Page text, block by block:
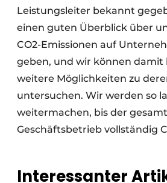
Leistungsleiter bekannt
einen guten Überblick über
CO2-Emissionen auf
geben, und wir können damit
weitere Möglichkeiten zu
untersuchen. Wir werden so
weitermachen, bis der
Geschäftsbetrieb vollständig
Interessanter